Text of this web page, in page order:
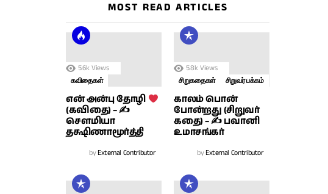
MOST READ ARTICLES
5.6k Views
கவிதைகள்
என் அன்பு தோழி
(கவிதை) – ✍
சௌமியா
தக்ஷிணாமூர்த்தி
byExternal Contributor
5.8k Views
சிறுகதைகள் சிறுவர் பக்கம்
காலம் பொன்
போன்றது (சிறுவர்
கதை) – ✍ பவானி
உமாசங்கர்
byExternal Contributor